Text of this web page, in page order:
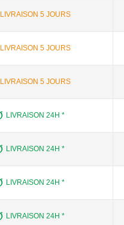
LIVRAISON 5 JOURS
LIVRAISON 5 JOURS
LIVRAISON 5 JOURS
LIVRAISON 24H *
LIVRAISON 24H *
LIVRAISON 24H *
LIVRAISON 24H *